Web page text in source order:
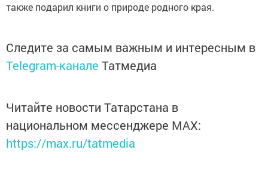
также подарил книги о природе родного края.
Следите за самым важным и интересным в
Telegram-канале Татмедиа
Читайте новости Татарстана в
национальном мессенджере MАХ:
https://max.ru/tatmedia